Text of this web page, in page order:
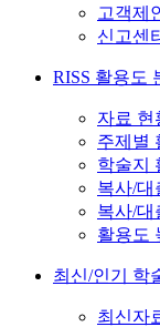
고객제
신고센
RISS 활용도
자료 현
주제별
학술지
복사/대
복사/대
활용도
최신/인기 학
최신자